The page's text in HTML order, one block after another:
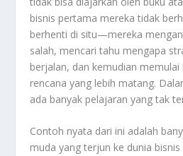
bisnis pertama mereka tidak
berhenti di situ—mereka
salah, mencari tahu mengapa
berjalan, dan kemudian memulai
rencana yang lebih matang.
ada banyak pelajaran yang tak
Contoh nyata dari ini adalah
muda yang terjun ke dunia